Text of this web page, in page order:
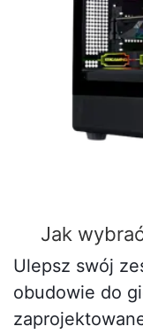
Jak
Ulepsz swój
obudowie do